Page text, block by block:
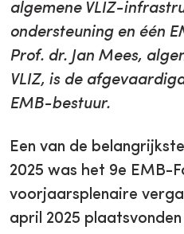
algemene VLIZ-
ondersteuning en één
Prof. dr. Jan Mees,
VLIZ, is de
EMB-bestuur.
Een van de
2025 was het 9e EMB-
voorjaarsplenaire
april 2025